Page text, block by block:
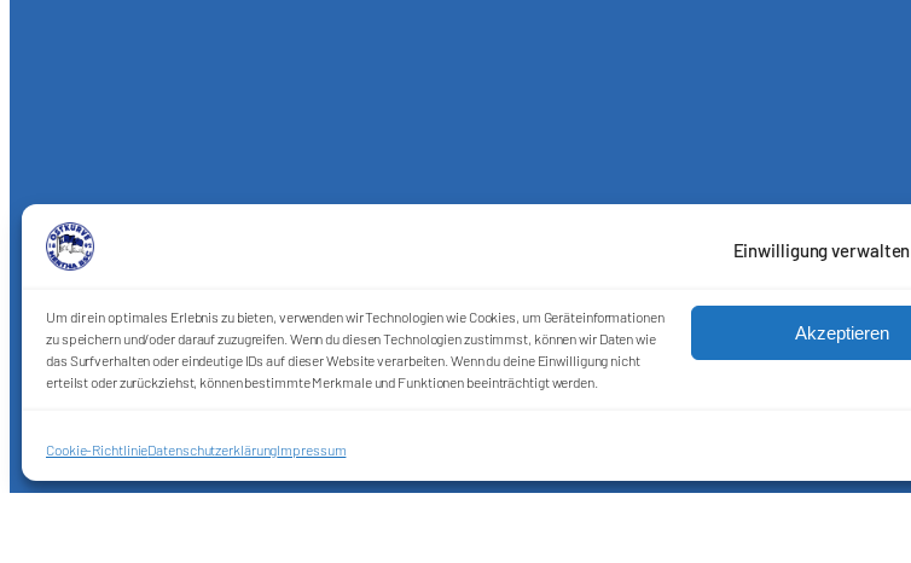
Einwilligung verwalten
Um dir ein optimales Erlebnis zu bieten, verwenden wir Technologien wie Cookies, um Geräteinformationen
zu speichern und/oder darauf zuzugreifen. Wenn du diesen Technologien zustimmst, können wir Daten wie
das Surfverhalten oder eindeutige IDs auf dieser Website verarbeiten. Wenn du deine Einwilligung nicht
erteilst oder zurückziehst, können bestimmte Merkmale und Funktionen beeinträchtigt werden.
Akzeptieren
Cookie-RichtlinieDatenschutzerklärungImpressum
Sei ein Teil des Ganzen!
Datenschutzerklärung